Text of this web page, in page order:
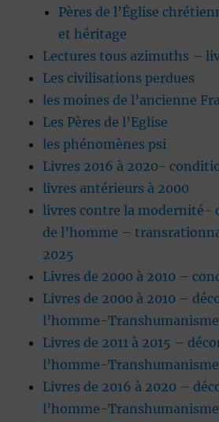
Pères de l’Église
et héritage
Lectures tous azimuths –
Les civilisations perdues
les moines de l’ancienne
Les Pères de l’Eglise
les phénomènes psi
Livres 2016 à 2020-
livres antérieurs à 2000
livres contre la modernité-
de l’homme –
2025
Livres de 2000 à 2010 –
Livres de 2000 à 2010 –
l’homme-
Livres de 2011 à 2015 –
l’homme-
Livres de 2016 à 2020 –
l’homme-